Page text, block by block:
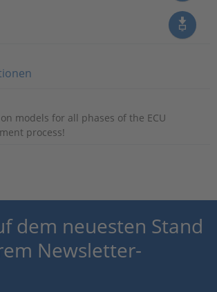
models for all phases of the ECU
process!
dem neuesten Stand
Newsletter-